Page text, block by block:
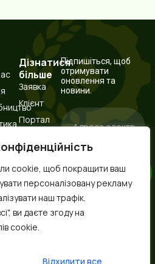
cookie, щоб покращити ваш
персоналізовану рекламу
наш трафік.
ви даєте згоду на
cookie.
Відхилити все
Дізнатися
більше
Заявка
Клієнт
Портал
ресурсів
Підпишіться, щоб
отримувати
оновлення та
новини.
Підпишіться